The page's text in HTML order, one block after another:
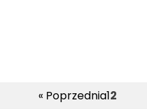
« Poprzednia12